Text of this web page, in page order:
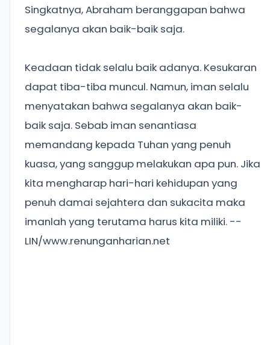
Singkatnya, Abraham beranggapan bahwa
segalanya akan baik-baik saja.
Keadaan tidak selalu baik adanya. Kesukaran
dapat tiba-tiba muncul. Namun, iman selalu
menyatakan bahwa segalanya akan baik-
baik saja. Sebab iman senantiasa
memandang kepada Tuhan yang penuh
kuasa, yang sanggup melakukan apa pun. Jika
kita mengharap hari-hari kehidupan yang
penuh damai sejahtera dan sukacita maka
imanlah yang terutama harus kita miliki. --
LIN/www.renunganharian.net